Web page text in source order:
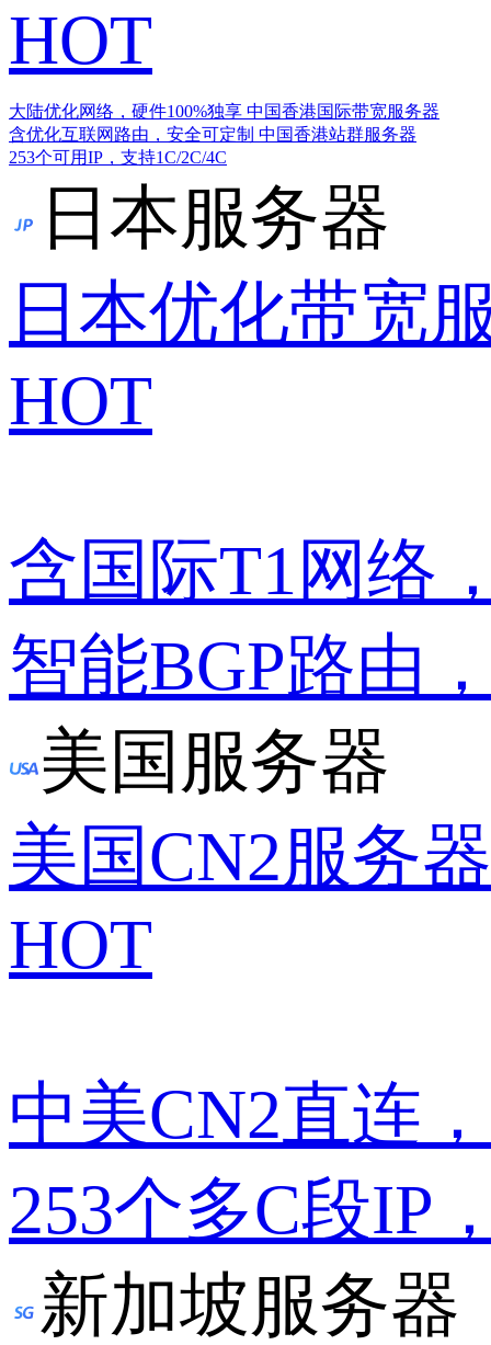
HOT
大陆优化网络，硬件100%独享 中国香港国际带宽服务器
含优化互联网路由，安全可定制 中国香港站群服务器
253个可用IP，支持1C/2C/4C
日本服务器
日本优化带宽
HOT
含国际T1网络
智能BGP路由
美国服务器
美国CN2服务器
HOT
中美CN2直连
253个多C段IP
新加坡服务器